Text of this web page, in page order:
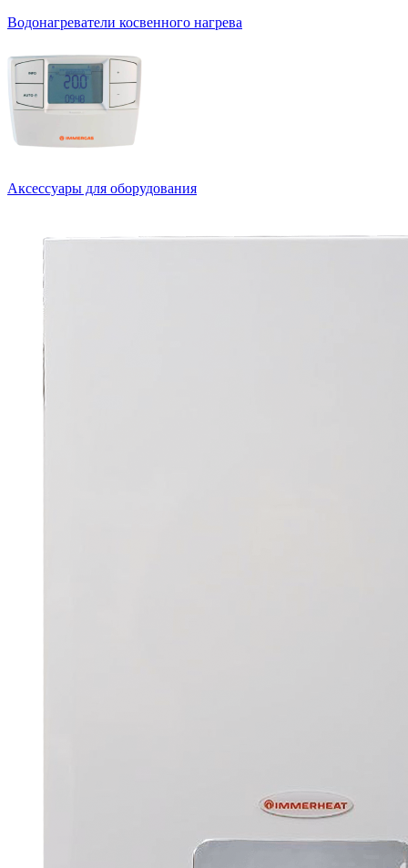
Водонагреватели косвенного нагрева
Аксессуары для оборудования